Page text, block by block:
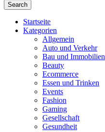
Search
Startseite
Kategorien
Allgemein
Auto und Verkehr
Bau und Immobilien
Beauty
Ecommerce
Essen und Trinken
Events
Fashion
Gaming
Gesellschaft
Gesundheit